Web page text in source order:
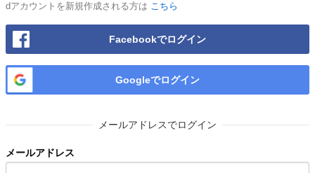
dアカウントを新規作成される方は こちら
Facebookでログイン
Googleでログイン
メールアドレスでログイン
メールアドレス